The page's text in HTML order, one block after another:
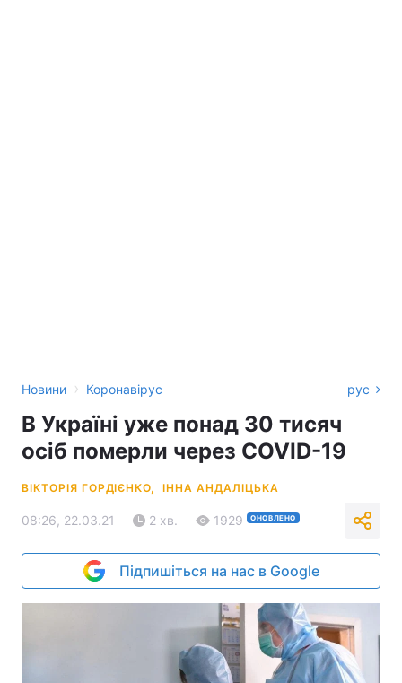
Новини › Коронавірус рус
В Україні уже понад 30 тисяч
осіб померли через COVID-19
ВІКТОРІЯ ГОРДІЄНКО, ІННА АНДАЛІЦЬКА
08:26, 22.03.21 2 хв. 1929 ОНОВЛЕНО
Підпишіться на нас в Google